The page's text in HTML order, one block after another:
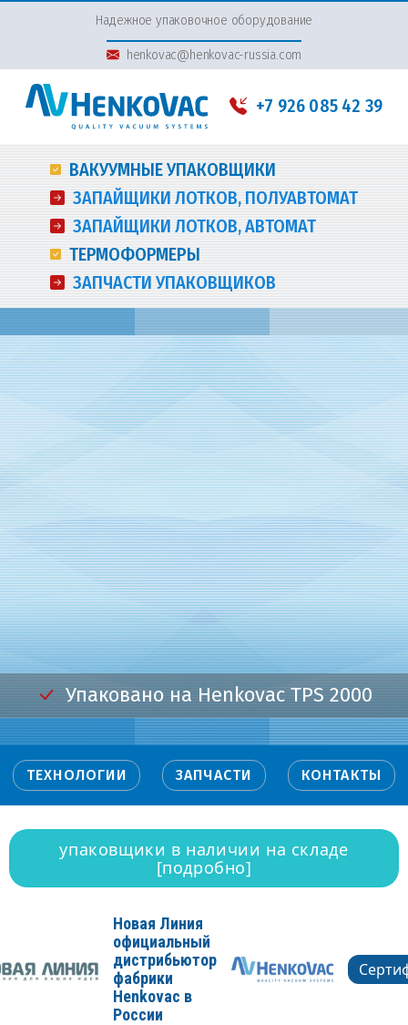
Надежное упаковочное оборудование
henkovac@henkovac-russia.com
+7 926 085 42 39
ВАКУУМНЫЕ УПАКОВЩИКИ
ЗАПАЙЩИКИ ЛОТКОВ, ПОЛУАВТОМАТ
ЗАПАЙЩИКИ ЛОТКОВ, АВТОМАТ
ТЕРМОФОРМЕРЫ
ЗАПЧАСТИ УПАКОВЩИКОВ
Упаковано на Henkovac TPS 2000
ТЕХНОЛОГИИ ЗАПЧАСТИ КОНТАКТЫ
упаковщики в наличии на складе
[подробно]
Новая Линия
официальный
дистрибьютор
фабрики
Henkovac в
России